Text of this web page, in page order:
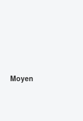
Moyen